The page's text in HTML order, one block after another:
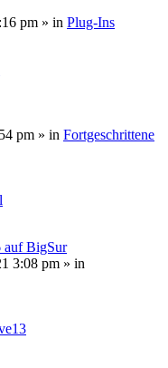
pm » in Plug-Ins
pm » in Fortgeschrittene
BigSur
3:08 pm » in